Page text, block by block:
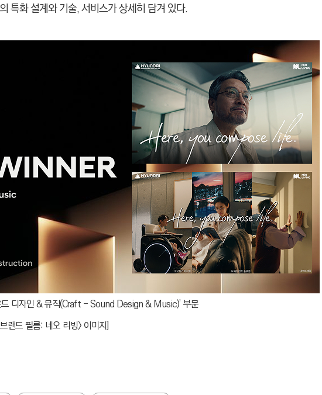
특화 설계와 기술, 서비스가 상세히 담겨 있다.
드 디자인 & 뮤직(Craft - Sound Design & Music)’ 부문
랜드 필름: 네오 리빙> 이미지]